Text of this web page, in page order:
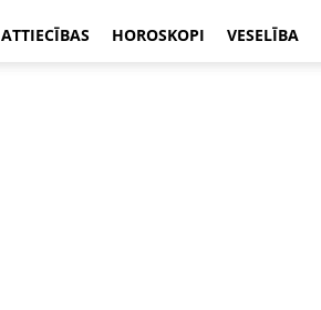
ATTIECĪBAS HOROSKOPI VESELĪBA